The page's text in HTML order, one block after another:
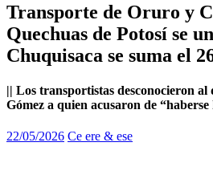
Transporte de Oruro y
Quechuas de Potosí se
Chuquisaca se suma el
|| Los transportistas desconocieron
Gómez a quien acusaron de
22/05/2026 Ce ere & ese